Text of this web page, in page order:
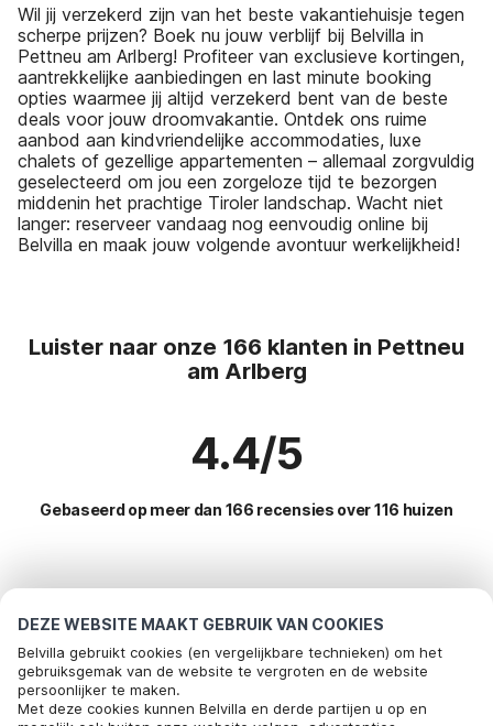
DEZE WEBSITE MAAKT GEBRUIK VAN COOKIES
Belvilla gebruikt cookies (en vergelijkbare technieken) om het
gebruiksgemak van de website te vergroten en de website
persoonlijker te maken.
Met deze cookies kunnen Belvilla en derde partijen u op en
Wil jij verzekerd zijn van het beste vakantiehuisje tegen
scherpe prijzen? Boek nu jouw verblijf bij Belvilla in
Pettneu am Arlberg! Profiteer van exclusieve kortingen,
aantrekkelijke aanbiedingen en last minute booking
opties waarmee jij altijd verzekerd bent van de beste
deals voor jouw droomvakantie. Ontdek ons ruime
aanbod aan kindvriendelijke accommodaties, luxe
chalets of gezellige appartementen – allemaal zorgvuldig
geselecteerd om jou een zorgeloze tijd te bezorgen
middenin het prachtige Tiroler landschap. Wacht niet
langer: reserveer vandaag nog eenvoudig online bij
Belvilla en maak jouw volgende avontuur werkelijkheid!
Luister naar onze 166 klanten in Pettneu
am Arlberg
4.4/5
Gebaseerd op meer dan 166 recensies over 116 huizen
vakantie
Top steden met top voorzieningen voor vakantie
Kindvriendelijke vakantiehuizen schwendau
Populaire voorzieningen voor vakantie in Pettneu-am-